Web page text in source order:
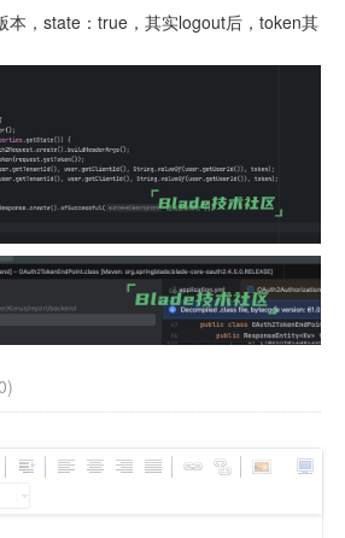
本，state：true，其实logout后，token其